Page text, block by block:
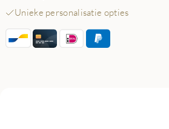
Unieke personalisatie opties